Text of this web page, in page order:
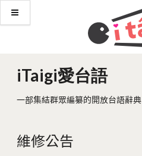
iTaigi愛台語
一部集結群眾編纂的開放台語辭典
維修公告